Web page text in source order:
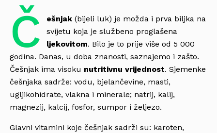
Č ešnjak(bijeli luk) je možda i prva biljka na
svijetu koja je službeno proglašena
ljekovitom. Bilo je to prije više od 5 000
godina. Danas, u doba znanosti, saznajemo i zašto.
Češnjak ima visoku nutritivnu vrijednost. Sjemenke
češnjaka sadrže: vodu, bjelančevine, masti,
ugljikohidrate, vlakna i minerale; natrij, kalij,
magnezij, kalcij, fosfor, sumpor i željezo.
Glavni vitamini koje češnjak sadrži su: karoten,